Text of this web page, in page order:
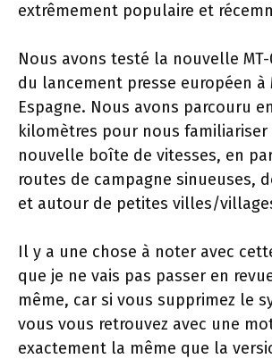
extrêmement populaire et
Nous avons testé la nouvelle MT-
du lancement presse européen à
Espagne. Nous avons parcouru
kilomètres pour nous familiariser
nouvelle boîte de vitesses, en
routes de campagne sinueuses,
et autour de petites villes/
Il y a une chose à noter avec
que je ne vais pas passer en
même, car si vous supprimez le
vous vous retrouvez avec une
exactement la même que la